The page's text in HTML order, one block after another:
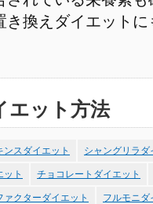
き換えダイエット
エット方法
ンスダイエット シャングリラダ
ット チョコレートダイエット
ァクターダイエット フルモニダ